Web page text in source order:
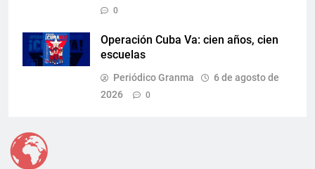
0
Operación Cuba Va: cien años, cien
escuelas
Periódico Granma
6 de agosto de
2026
0